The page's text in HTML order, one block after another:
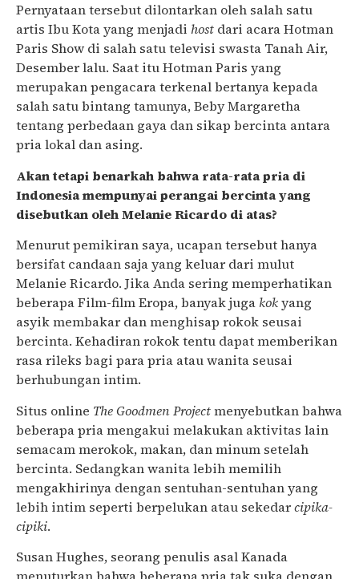
Pernyataan tersebut dilontarkan oleh salah satu
artis Ibu Kota yang menjadi host dari acara Hotman
Paris Show di salah satu televisi swasta Tanah Air,
Desember lalu. Saat itu Hotman Paris yang
merupakan pengacara terkenal bertanya kepada
salah satu bintang tamunya, Beby Margaretha
tentang perbedaan gaya dan sikap bercinta antara
pria lokal dan asing.
Akan tetapi benarkah bahwa rata-rata pria di
Indonesia mempunyai perangai bercinta yang
disebutkan oleh Melanie Ricardo di atas?
Menurut pemikiran saya, ucapan tersebut hanya
bersifat candaan saja yang keluar dari mulut
Melanie Ricardo. Jika Anda sering memperhatikan
beberapa Film-film Eropa, banyak juga kokyang
asyik membakar dan menghisap rokok seusai
bercinta. Kehadiran rokok tentu dapat memberikan
rasa rileks bagi para pria atau wanita seusai
berhubungan intim.
Situs online The Goodmen Projectmenyebutkan bahwa
beberapa pria mengakui melakukan aktivitas lain
semacam merokok, makan, dan minum setelah
bercinta. Sedangkan wanita lebih memilih
mengakhirinya dengan sentuhan-sentuhan yang
lebih intim seperti berpelukan atau sekedarcipika-
cipiki.
Susan Hughes, seorang penulis asal Kanada